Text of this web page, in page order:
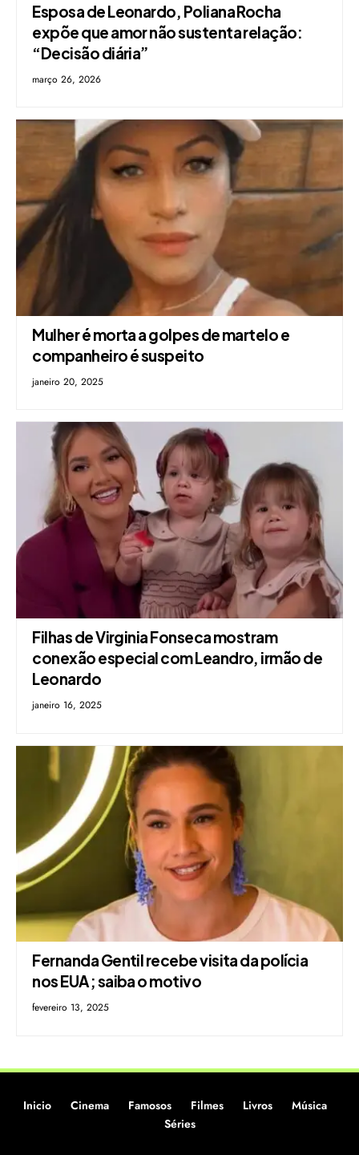
Esposa de Leonardo, Poliana Rocha
expõe que amor não sustenta relação:
“Decisão diária”
março 26, 2026
Mulher é morta a golpes de martelo e
companheiro é suspeito
janeiro 20, 2025
Filhas de Virginia Fonseca mostram
conexão especial com Leandro, irmão de
Leonardo
janeiro 16, 2025
Fernanda Gentil recebe visita da polícia
nos EUA; saiba o motivo
fevereiro 13, 2025
Inicio Cinema Famosos Filmes Livros
Música
Séries